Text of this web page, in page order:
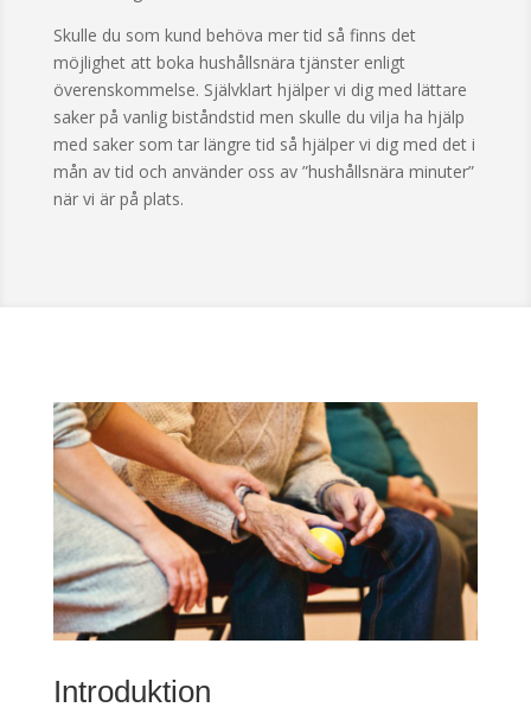
Skulle du som kund behöva mer tid så finns det
möjlighet att boka hushållsnära tjänster enligt
överenskommelse. Självklart hjälper vi dig med lättare
saker på vanlig biståndstid men skulle du vilja ha hjälp
med saker som tar längre tid så hjälper vi dig med det i
mån av tid och använder oss av ”hushållsnära minuter”
när vi är på plats.
Introduktion